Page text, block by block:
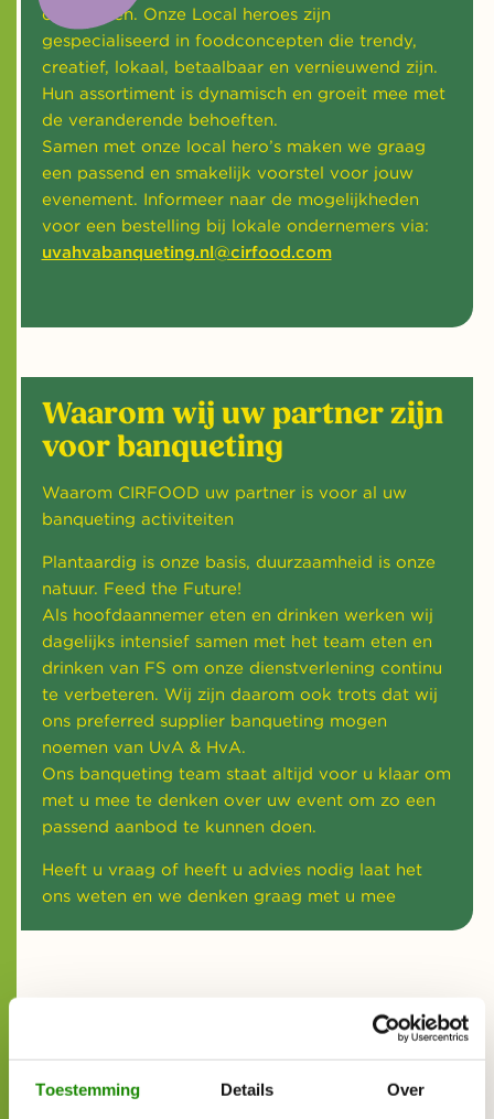
Toestemming Details Over
campussen. Onze Local heroes zijn
gespecialiseerd in foodconcepten die trendy,
creatief, lokaal, betaalbaar en vernieuwend zijn.
Hun assortiment is dynamisch en groeit mee met
de veranderende behoeften.
Samen met onze local hero’s maken we graag
een passend en smakelijk voorstel voor jouw
evenement. Informeer naar de mogelijkheden
voor een bestelling bij lokale ondernemers via:
uvahvabanqueting.nl@cirfood.com
Waarom wij uw partner zijn
voor banqueting
Waarom CIRFOOD uw partner is voor al uw
banqueting activiteiten
Plantaardig is onze basis, duurzaamheid is onze
natuur. Feed the Future!
Als hoofdaannemer eten en drinken werken wij
dagelijks intensief samen met het team eten en
drinken van FS om onze dienstverlening continu
te verbeteren. Wij zijn daarom ook trots dat wij
ons preferred supplier banqueting mogen
noemen van UvA & HvA.
Ons banqueting team staat altijd voor u klaar om
met u mee te denken over uw event om zo een
passend aanbod te kunnen doen.
Heeft u vraag of heeft u advies nodig laat het
ons weten en we denken graag met u mee
Standaard assortiment